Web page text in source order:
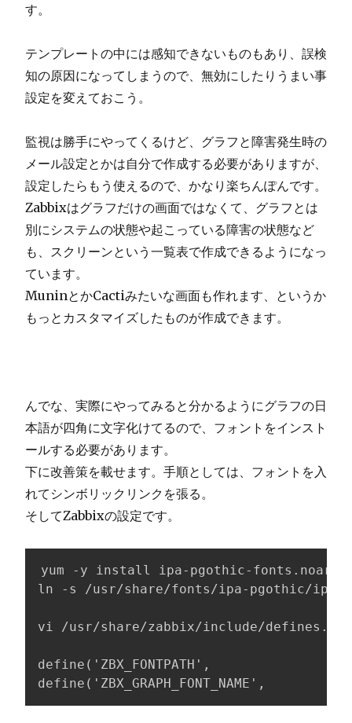
す。
テンプレートの中には感知できないものもあり、誤検
知の原因になってしまうので、無効にしたりうまい事
設定を変えておこう。
監視は勝手にやってくるけど、グラフと障害発生時の
メール設定とかは自分で作成する必要がありますが、
設定したらもう使えるので、かなり楽ちんぽんです。
Zabbixはグラフだけの画面ではなくて、グラフとは
別にシステムの状態や起こっている障害の状態など
も、スクリーンという一覧表で作成できるようになっ
ています。
MuninとかCactiみたいな画面も作れます、というか
もっとカスタマイズしたものが作成できます。
んでな、実際にやってみると分かるようにグラフの日
本語が四角に文字化けてるので、フォントをインスト
ールする必要があります。
下に改善策を載せます。手順としては、フォントを入
れてシンボリックリンクを張る。
そしてZabbixの設定です。
yum -y install ipa-pgothic-fonts.noarch
ln -s /usr/share/fonts/ipa-pgothic/
vi /usr/share/zabbix/include/
define('ZBX_FONTPATH',